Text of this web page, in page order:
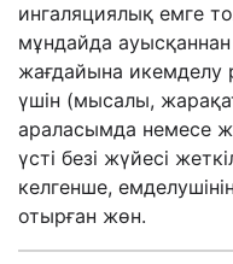
ингаляциялық емге
мұндайда
жағдайына икемделу
үшін (мысалы,
араласымда немесе
үсті безі жүйесі
келгенше,
отырған жөн.